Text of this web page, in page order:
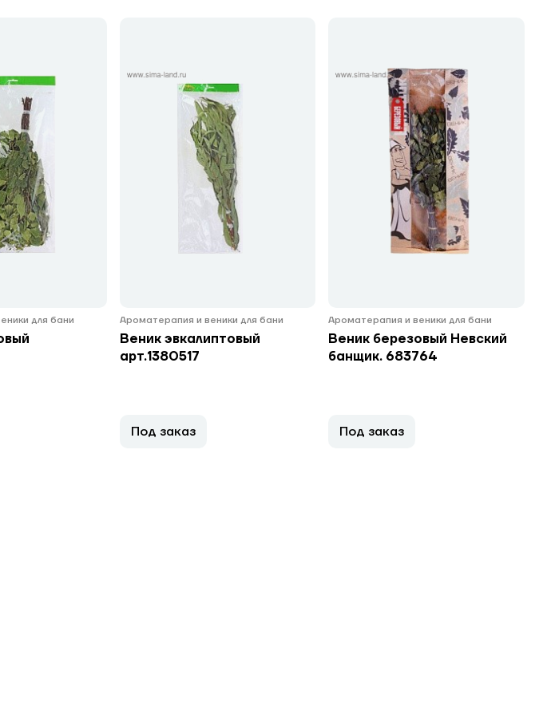
для бани Ароматерапия и веники для бани
Веник эвкалиптовый
арт.1380517
Под заказ
Ароматерапия и веники для бани
Веник березовый Невский
банщик. 683764
Под заказ